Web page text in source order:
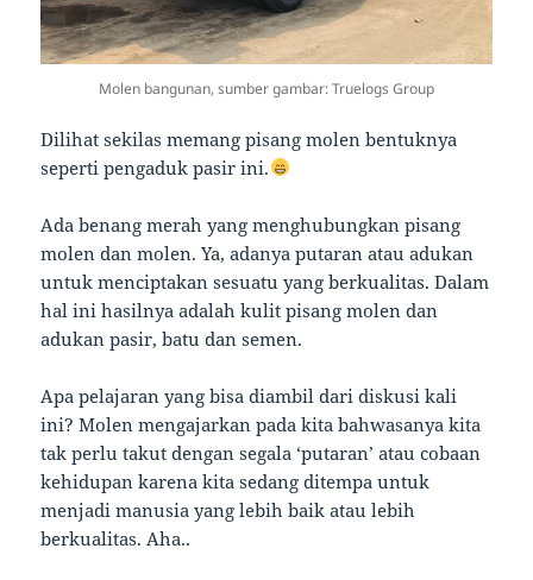
Molen bangunan, sumber gambar: Truelogs Group
Dilihat sekilas memang pisang molen bentuknya
seperti pengaduk pasir ini.
Ada benang merah yang menghubungkan pisang
molen dan molen. Ya, adanya putaran atau adukan
untuk menciptakan sesuatu yang berkualitas. Dalam
hal ini hasilnya adalah kulit pisang molen dan
adukan pasir, batu dan semen.
Apa pelajaran yang bisa diambil dari diskusi kali
ini? Molen mengajarkan pada kita bahwasanya kita
tak perlu takut dengan segala ‘putaran’ atau cobaan
kehidupan karena kita sedang ditempa untuk
menjadi manusia yang lebih baik atau lebih
berkualitas. Aha..